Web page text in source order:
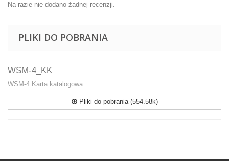
Na razie nie dodano żadnej recenzji.
PLIKI DO POBRANIA
WSM-4_KK
WSM-4 Karta katalogowa
Pliki do pobrania (554.58k)